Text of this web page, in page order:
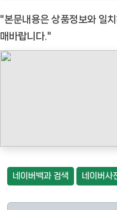
"본문내용은 상품정보와 일
매바랍니다."
네이버백과 검색 네이버사